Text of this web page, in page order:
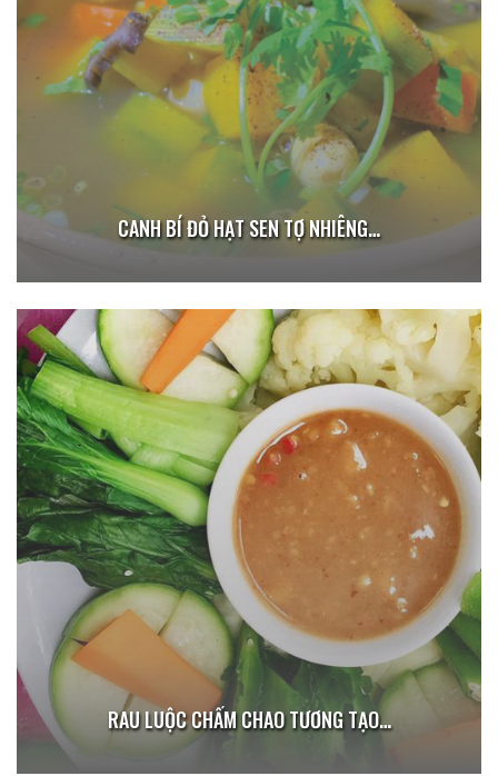
CANH BÍ ĐỎ HẠT SEN TỢ NHIÊNG…
RAU LUỘC CHẤM CHAO TƯƠNG TẠO…
MƯỚP XÀO NẤM RƠM TRỰC THỂ… 85.000Đ